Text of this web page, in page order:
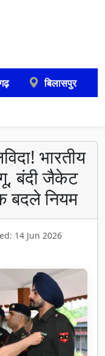
बिलासपुर
भारतीय
बंदी जैकेट
नियम
14 Jun 2026